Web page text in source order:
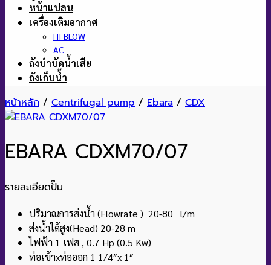
หน้าแปลน
เครื่องเติมอากาศ
HI BLOW
AC
ถังบำบัดน้ำเสีย
ถังเก็บน้ำ
หน้าหลัก / Centrifugal pump / Ebara / CDX
EBARA CDXM70/07
รายละเอียดปั๊ม
ปริมาณการส่งน้ำ (Flowrate ) 20-80 l/m
ส่งน้ำได้สูง(Head) 20-28 m
ไฟฟ้า 1 เฟส , 0.7 Hp (0.5 Kw)
ท่อเข้าxท่อออก 1 1/4″x 1″